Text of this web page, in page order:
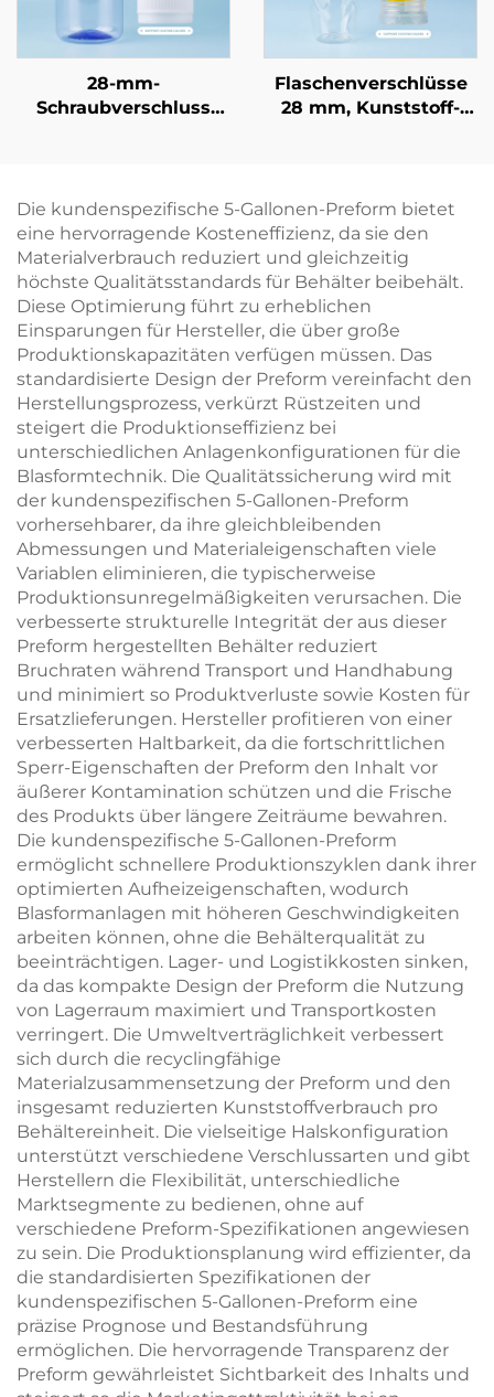
28-mm-
Schraubverschluss
manipulationssichere
Kunststoffflaschenverschlüsse,
5-Gallonen-
Verschlüsse,
Großhandel
Flaschenverschlüsse
28 mm, Kunststoff-
Direkt vom Hersteller
Die kundenspezifische 5-Gallonen-Preform bietet
eine hervorragende Kosteneffizienz, da sie den
Materialverbrauch reduziert und gleichzeitig
höchste Qualitätsstandards für Behälter beibehält.
Diese Optimierung führt zu erheblichen
Einsparungen für Hersteller, die über große
Produktionskapazitäten verfügen müssen. Das
standardisierte Design der Preform vereinfacht den
Herstellungsprozess, verkürzt Rüstzeiten und
steigert die Produktionseffizienz bei
unterschiedlichen Anlagenkonfigurationen für die
Blasformtechnik. Die Qualitätssicherung wird mit
der kundenspezifischen 5-Gallonen-Preform
vorhersehbarer, da ihre gleichbleibenden
Abmessungen und Materialeigenschaften viele
Variablen eliminieren, die typischerweise
Produktionsunregelmäßigkeiten verursachen. Die
verbesserte strukturelle Integrität der aus dieser
Preform hergestellten Behälter reduziert
Bruchraten während Transport und Handhabung
und minimiert so Produktverluste sowie Kosten für
Ersatzlieferungen. Hersteller profitieren von einer
verbesserten Haltbarkeit, da die fortschrittlichen
Sperr-Eigenschaften der Preform den Inhalt vor
äußerer Kontamination schützen und die Frische
des Produkts über längere Zeiträume bewahren.
Die kundenspezifische 5-Gallonen-Preform
ermöglicht schnellere Produktionszyklen dank ihrer
optimierten Aufheizeigenschaften, wodurch
Blasformanlagen mit höheren Geschwindigkeiten
arbeiten können, ohne die Behälterqualität zu
beeinträchtigen. Lager- und Logistikkosten sinken,
da das kompakte Design der Preform die Nutzung
von Lagerraum maximiert und Transportkosten
verringert. Die Umweltverträglichkeit verbessert
sich durch die recyclingfähige
Materialzusammensetzung der Preform und den
insgesamt reduzierten Kunststoffverbrauch pro
Behältereinheit. Die vielseitige Halskonfiguration
unterstützt verschiedene Verschlussarten und gibt
Herstellern die Flexibilität, unterschiedliche
Marktsegmente zu bedienen, ohne auf
verschiedene Preform-Spezifikationen angewiesen
zu sein. Die Produktionsplanung wird effizienter, da
die standardisierten Spezifikationen der
kundenspezifischen 5-Gallonen-Preform eine
präzise Prognose und Bestandsführung
ermöglichen. Die hervorragende Transparenz der
Preform gewährleistet Sichtbarkeit des Inhalts und